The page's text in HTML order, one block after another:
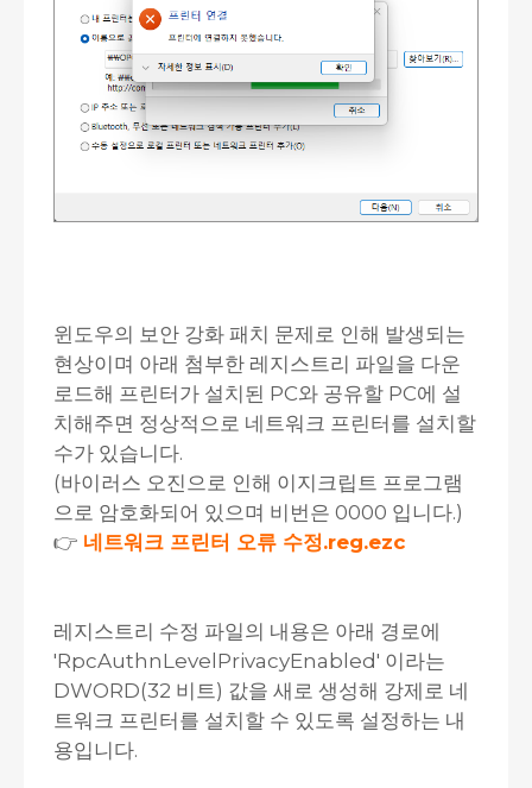
윈도우의 보안 강화 패치 문제로 인해 발생되는
현상이며 아래 첨부한 레지스트리 파일을 다운
로드해 프린터가 설치된 PC와 공유할 PC에 설
치해주면 정상적으로 네트워크 프린터를 설치할
수가 있습니다.
(바이러스 오진으로 인해 이지크립트 프로그램
으로 암호화되어 있으며 비번은 0000 입니다.)
👉 네트워크 프린터 오류 수정.reg.ezc
레지스트리 수정 파일의 내용은 아래 경로에
'RpcAuthnLevelPrivacyEnabled' 이라는
DWORD(32 비트) 값을 새로 생성해 강제로 네
트워크 프린터를 설치할 수 있도록 설정하는 내
용입니다.